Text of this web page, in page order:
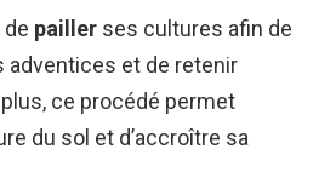
pailler ses cultures afin de
adventices et de retenir
plus, ce procédé permet
du sol et d’accroître sa